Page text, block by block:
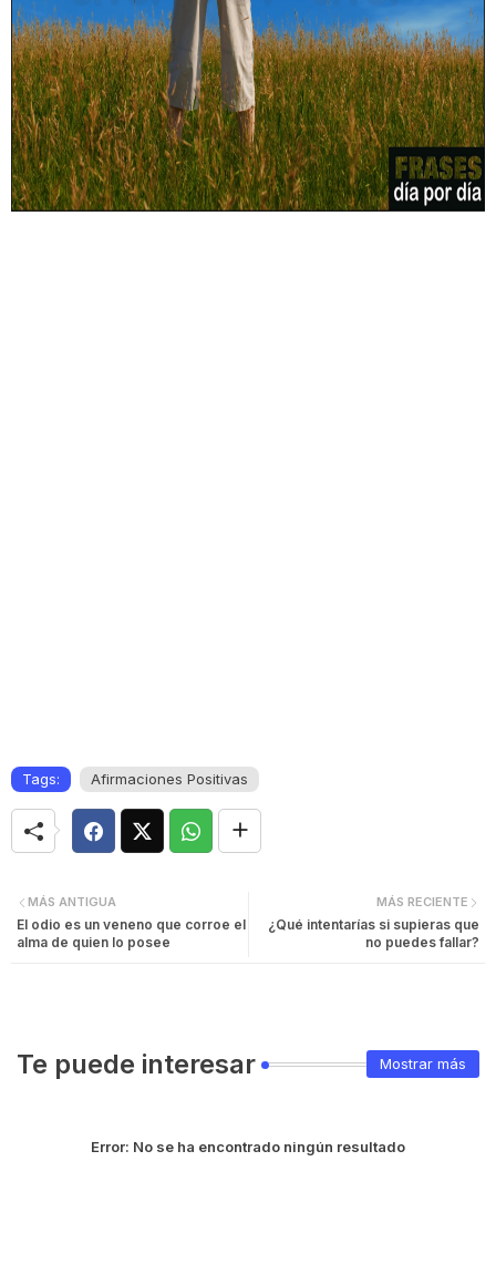
Tags: Afirmaciones Positivas
MÁS RECIENTE
¿Qué intentarías si supieras que
no puedes fallar?
MÁS ANTIGUA
El odio es un veneno que corroe el
alma de quien lo posee
Te puede interesar Mostrar más
Error: No se ha encontrado ningún resultado